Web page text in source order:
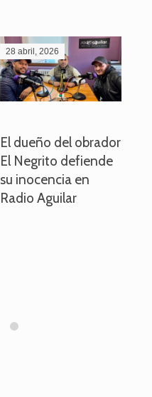
28 abril, 2026
El dueño del obrador
El Negrito defiende
su inocencia en
Radio Aguilar
2